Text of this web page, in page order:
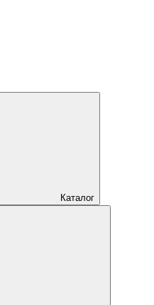
Каталог